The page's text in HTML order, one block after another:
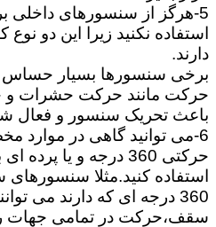
5-هرگز از سنسورهای داخلی
استفاده نکنید زیرا این دو نوع
دارند.
برخی سنسورها بسیار حساس
حرکت مانند حرکت حشرات و
باعث تحریک سنسور و فعال
6-می توانید گاهی در
حرکتی 360 درجه و یا
استفاده کنید.مثلا
360 درجه ای که دارند می
سقف،حرکت در تمامی جهات